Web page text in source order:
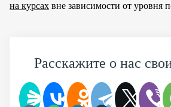
на курсах вне зависимости от уровня
Расскажите о нас